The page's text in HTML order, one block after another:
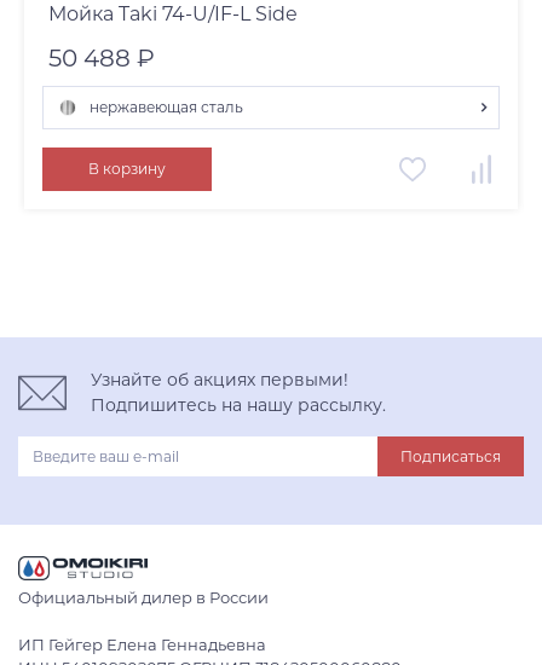
Мойка Taki 74-U/IF-L Side
50 488 ₽
нержавеющая сталь
графит
нержавеющая сталь
В корзину
Узнайте об акциях первыми!
Подпишитесь на нашу рассылку.
Подписаться
Официальный дилер в России
ИП Гейгер Елена Геннадьевна